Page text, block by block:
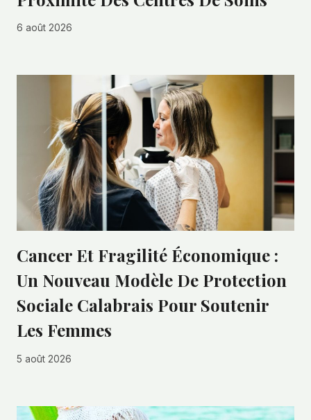
6 août 2026
Cancer Et Fragilité Économique :
Un Nouveau Modèle De Protection
Sociale Calabrais Pour Soutenir
Les Femmes
5 août 2026